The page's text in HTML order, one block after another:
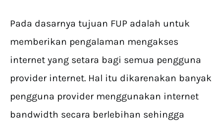
Pada dasarnya tujuan FUP adalah untuk
memberikan pengalaman mengakses
internet yang setara bagi semua pengguna
provider internet. Hal itu dikarenakan banyak
pengguna provider menggunakan internet
bandwidth secara berlebihan sehingga